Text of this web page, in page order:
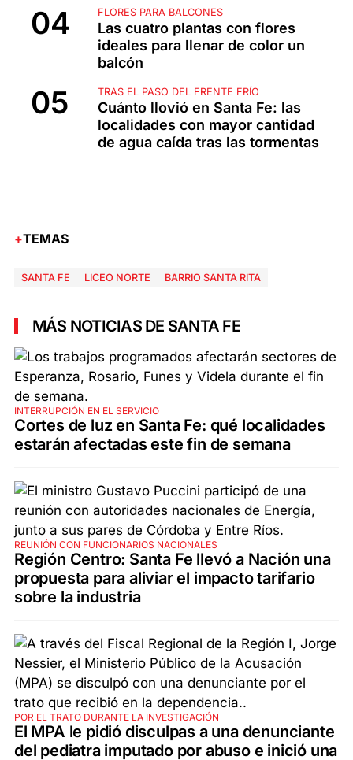
FLORES PARA BALCONES
Las cuatro plantas con flores
ideales para llenar de color un
balcón
TRAS EL PASO DEL FRENTE FRÍO
Cuánto llovió en Santa Fe: las
localidades con mayor cantidad
de agua caída tras las tormentas
TEMAS
SANTA FE LICEO NORTE BARRIO SANTA RITA
MÁS NOTICIAS DE SANTA FE
INTERRUPCIÓN EN EL SERVICIO
Cortes de luz en Santa Fe: qué localidades
estarán afectadas este fin de semana
REUNIÓN CON FUNCIONARIOS NACIONALES
Región Centro: Santa Fe llevó a Nación una
propuesta para aliviar el impacto tarifario
sobre la industria
POR EL TRATO DURANTE LA INVESTIGACIÓN
El MPA le pidió disculpas a una denunciante
del pediatra imputado por abuso e inició una